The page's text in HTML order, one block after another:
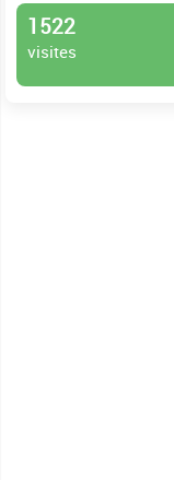
1522
visites